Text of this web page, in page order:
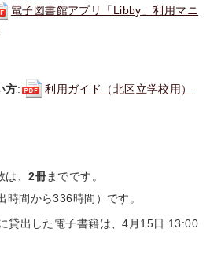
電子図書館アプリ「Libby」利用マニ
方:
利用ガイド（北区立学校用）
は、2冊までです。
時間から336時間）です。
出した電子書籍は、4月15日 13:00